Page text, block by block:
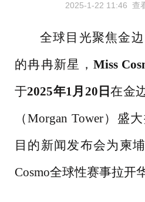
2025-1-22 11:46 查
全球目光聚焦金
的冉冉新星， Miss
于2025年1月20日在金
（Morgan Tower）盛
目的新闻发布会为柬
Cosmo全球性赛事拉开